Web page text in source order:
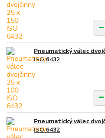
Pneumatický válec
ISO 6432
Pneumatický válec
ISO 6432